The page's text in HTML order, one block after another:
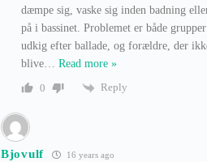
dæmpe sig, vaske sig inden badning
på i bassinet. Problemet er både
udkig efter ballade, og forældre, der
blive… Read more »
0
Reply
Bjovulf 16 years ago